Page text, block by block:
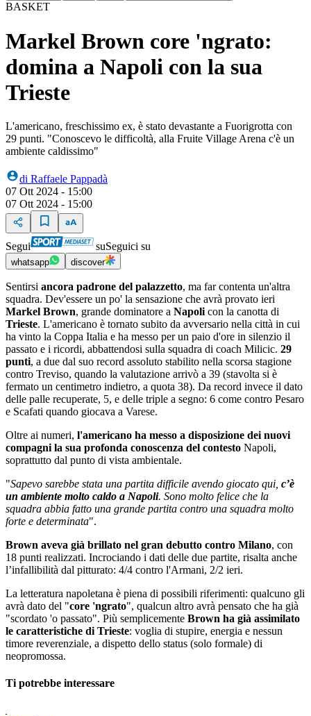
BASKET
Markel Brown core 'ngrato:
domina a Napoli con la sua
Trieste
L'americano, freschissimo ex, è stato devastante a Fuorigrotta con
29 punti. "Conoscevo le difficoltà, alla Fruite Village Arena c'è un
ambiente caldissimo"
di Raffaele Pappadà
07 Ott 2024 - 15:00
07 Ott 2024 - 15:00
Segui suSeguici su
whatsapp discover
Sentirsi ancora padrone del palazzetto, ma far contenta un'altra
squadra. Dev'essere un po' la sensazione che avrà provato ieri
Markel Brown, grande dominatore a Napoli con la canotta di
Trieste. L'americano è tornato subito da avversario nella città in cui
ha vinto la Coppa Italia e ha messo per un paio d'ore in silenzio il
passato e i ricordi, abbattendosi sulla squadra di coach Milicic. 29
punti, a due dal suo record assoluto stabilito nella scorsa stagione
contro Treviso, quando la valutazione arrivò a 39 (stavolta si è
fermato un centimetro indietro, a quota 38). Da record invece il dato
delle palle recuperate, 5, e delle triple a segno: 6 come contro Pesaro
e Scafati quando giocava a Varese.
Oltre ai numeri, l'americano ha messo a disposizione dei nuovi
compagni la sua profonda conoscenza del contesto Napoli,
soprattutto dal punto di vista ambientale.
"Sapevo sarebbe stata una partita difficile avendo giocato qui, c’è
un ambiente molto caldo a Napoli. Sono molto felice che la
squadra abbia fatto una grande partita contro una squadra molto
forte e determinata".
Brown aveva già brillato nel gran debutto contro Milano, con
18 punti realizzati. Incrociando i dati delle due partite, risalta anche
l’infallibilità dal pitturato: 4/4 contro l'Armani, 2/2 ieri.
La letteratura napoletana è piena di possibili riferimenti: qualcuno gli
avrà dato del "core 'ngrato", qualcun altro avrà pensato che ha già
"scordato 'o passato". Più semplicemente Brown ha già assimilato
le caratteristiche di Trieste: voglia di stupire, energia e nessun
timore reverenziale, a dispetto dello status (solo formale) di
neopromossa.
Ti potrebbe interessare